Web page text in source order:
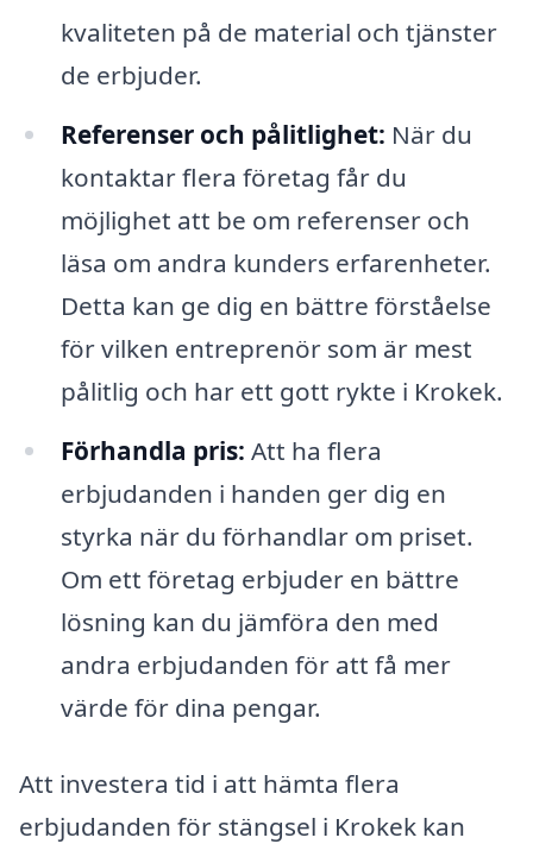
kvaliteten på de material och tjänster
de erbjuder.
Referenser och pålitlighet: När du
kontaktar flera företag får du
möjlighet att be om referenser och
läsa om andra kunders erfarenheter.
Detta kan ge dig en bättre förståelse
för vilken entreprenör som är mest
pålitlig och har ett gott rykte i Krokek.
Förhandla pris: Att ha flera
erbjudanden i handen ger dig en
styrka när du förhandlar om priset.
Om ett företag erbjuder en bättre
lösning kan du jämföra den med
andra erbjudanden för att få mer
värde för dina pengar.
Att investera tid i att hämta flera
erbjudanden för stängsel i Krokek kan